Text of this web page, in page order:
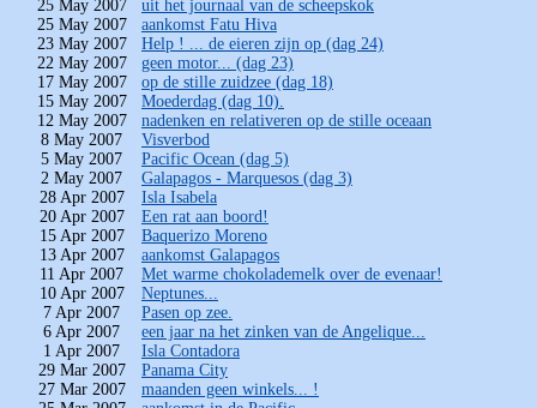
25 May 2007
uit het journaal van de scheepskok
25 May 2007
aankomst Fatu Hiva
23 May 2007
Help ! ... de eieren zijn op (dag 24)
22 May 2007
geen motor... (dag 23)
17 May 2007
op de stille zuidzee (dag 18)
15 May 2007
Moederdag (dag 10).
12 May 2007
nadenken en relativeren op de stille oceaan
8 May 2007
Visverbod
5 May 2007
Pacific Ocean (dag 5)
2 May 2007
Galapagos - Marquesos (dag 3)
28 Apr 2007
Isla Isabela
20 Apr 2007
Een rat aan boord!
15 Apr 2007
Baquerizo Moreno
13 Apr 2007
aankomst Galapagos
11 Apr 2007
Met warme chokolademelk over de evenaar!
10 Apr 2007
Neptunes...
7 Apr 2007
Pasen op zee.
6 Apr 2007
een jaar na het zinken van de Angelique...
1 Apr 2007
Isla Contadora
29 Mar 2007
Panama City
27 Mar 2007
maanden geen winkels... !